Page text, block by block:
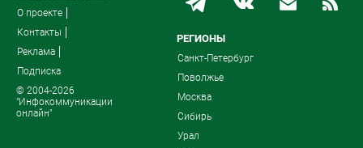
О проекте
Контакты
Реклама
Подписка
© 2004-2026
"Инфокоммуникации
онлайн"
РЕГИОНЫ
Санкт-Петербург
Поволжье
Москва
Сибирь
Урал